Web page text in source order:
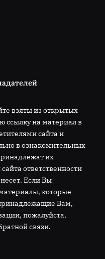
взяты из открытых
ссылку на материал в
сайта и
в ознакомительных
их
ответственности
Если Вы
которые
Вам,
пожалуйста,
связи.